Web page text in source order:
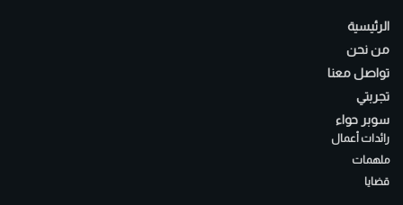
الرئيسية
من نحن
تواصل معنا
تجربتي
سوبر حواء
رائدات أعمال
ملهمات
قضايا